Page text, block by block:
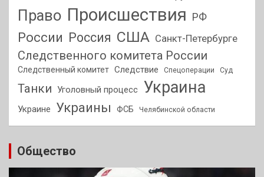
Право Происшествия РФ
России Россия США Санкт-Петербурге
Следственного комитета России
Следственный комитет Следствие Спецоперации Суд
Танки Уголовный процесс Украина
Украине Украины ФСБ Челябинской области
Общество